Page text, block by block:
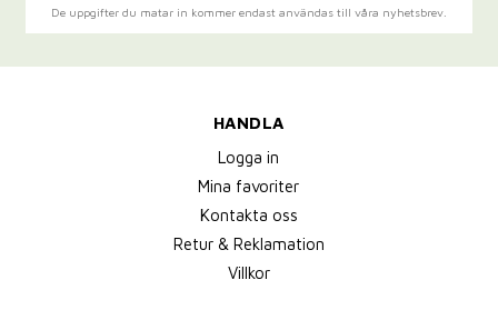
De uppgifter du matar in kommer endast användas till våra nyhetsbrev.
HANDLA
Logga in
Mina favoriter
Kontakta oss
Retur & Reklamation
Villkor